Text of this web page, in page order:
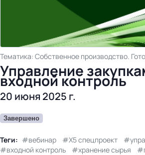
Тематика: Собственное производство.
Управление
входной контроль
20 июня 2025 г.
Завершено
Теги: вебинар Х5 спецпроект
входной контроль
хранение сырья